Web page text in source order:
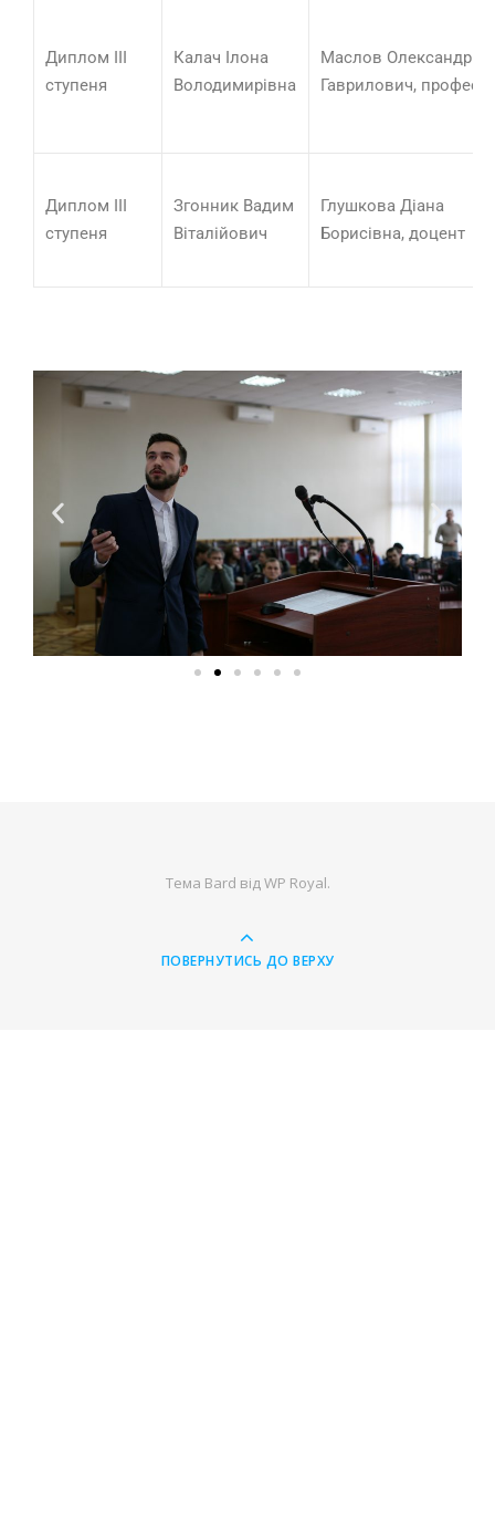
Диплом ІІІ
ступеня
Калач Ілона
Володимирівна
Маслов Олександр
Гаврилович,
Диплом ІІІ
ступеня
Згонник Вадим
Віталійович
Глушкова Діана
Борисівна, доцент
Тема Bard відWP Royal.
ПОВЕРНУТИСЬ ДО ВЕРХУ